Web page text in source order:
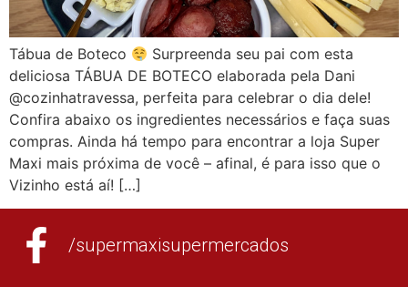
Tábua de Boteco
Surpreenda seu pai com esta
deliciosa TÁBUA DE BOTECO elaborada pela Dani
@cozinhatravessa, perfeita para celebrar o dia dele!
Confira abaixo os ingredientes necessários e faça suas
compras. Ainda há tempo para encontrar a loja Super
Maxi mais próxima de você – afinal, é para isso que o
Vizinho está aí! […]
/supermaxisupermercados